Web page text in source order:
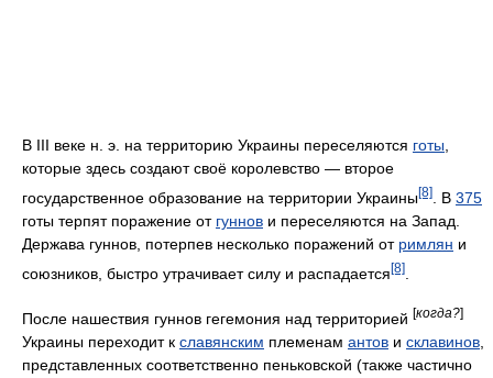
В III веке н. э. на территорию Украины переселяются готы
которые здесь создают своё королевство — второе
государственное образование на территории Украины[8] . В 375
готы терпят поражение от гуннов и переселяются на Запад.
Держава гуннов, потерпев несколько поражений от римлян и
союзников, быстро утрачивает силу и распадается[8]
После нашествия гуннов гегемония над территорией [когда?]
Украины переходит к славянским племенам антов и склавинов
представленных соответственно пеньковской (также частично